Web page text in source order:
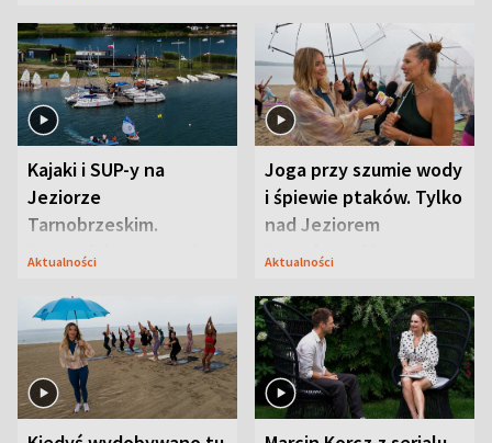
Kajaki i SUP-y na
Jeziorze
Tarnobrzeskim.
Przyrodnicy zwracają
Aktualności
Joga przy szumie wody
i śpiewie ptaków. Tylko
nad Jeziorem
Tarnobrzeskim
Aktualności